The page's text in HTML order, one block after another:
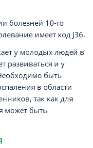
болезней 10-го
имеет код J36.
у молодых людей в
развиваться и у
быть
в области
так как для
может быть